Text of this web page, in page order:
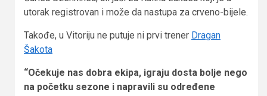
utorak registrovan i može da nastupa za crveno-bijele.
Takođe, u Vitoriju ne putuje ni prvi trener Dragan
Šakota
“Očekuje nas dobra ekipa, igraju dosta bolje nego
na početku sezone i napravili su određene